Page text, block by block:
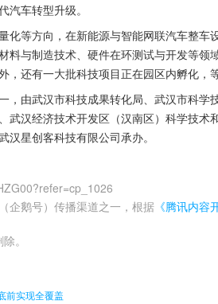
车转型升级。
化等方向，在新能源与智能网联汽车整车
料与制造技术、硬件在环测试与开发等领
还有一大批科技项目正在园区内孵化，等
，由武汉市科技成果转化局、武汉市科学
武汉经济技术开发区（汉南区）科学技术
星创客科技有限公司承办。
企鹅号）传播渠道之一，根据 《腾讯内容
。
前实现全覆盖